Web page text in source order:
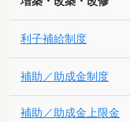
利子補給制度
補助／助成金制度
補助／助成金上限金